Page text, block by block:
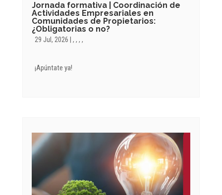
Jornada formativa | Coordinación de
Actividades Empresariales en
Comunidades de Propietarios:
¿Obligatorias o no?
29 Jul, 2026 |,,,,
¡Apúntate ya!